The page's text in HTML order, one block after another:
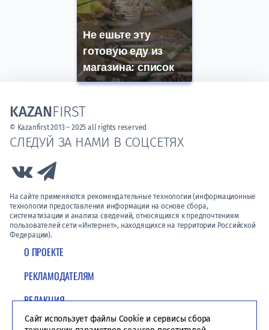
Не ешьте эту
готовую еду из
магазина: список
О ПРОЕКТЕ
РЕКЛАМОДАТЕЛЯМ
РЕДАКЦИЯ
ПОЛИТИКА КОНФИДЕНЦИАЛЬНОСТИ
СЛЕДУЙ ЗА НАМИ В СОЦСЕТЯХ
Link to Vk
На сайте применяются рекомендательные технологии (информационные
технологии предоставления информации на основе сбора,
систематизации и анализа сведений, относящихся к предпочтениям
пользователей сети «Интернет», находящихся на территории Российской
Федерации).
KAZANFIRST
© Kazanfirst 2013 – 2025 all rights reserved
Сайт использует файлы Cookie и сервисы сбора